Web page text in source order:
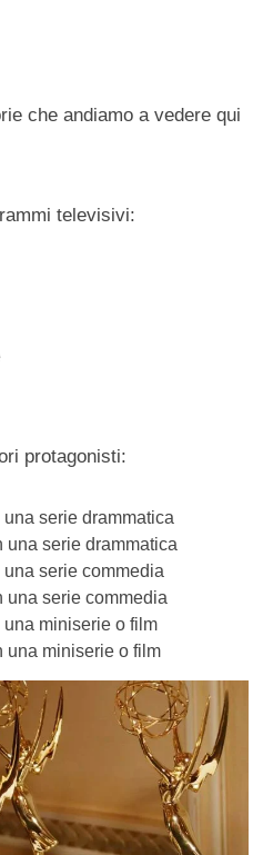
che andiamo a vedere qui
televisivi:
protagonisti:
serie drammatica
una serie drammatica
serie commedia
una serie commedia
miniserie o film
una miniserie o film